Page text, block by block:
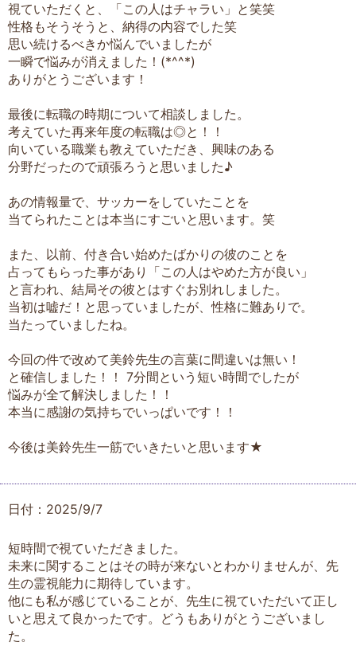
視ていただくと、「この人はチャラい」と笑笑
性格もそうそうと、納得の内容でした笑
思い続けるべきか悩んでいましたが
一瞬で悩みが消えました！(*^^*)
ありがとうございます！
最後に転職の時期について相談しました。
考えていた再来年度の転職は◎と！！
向いている職業も教えていただき、興味のある
分野だったので頑張ろうと思いました♪
あの情報量で、サッカーをしていたことを
当てられたことは本当にすごいと思います。笑
また、以前、付き合い始めたばかりの彼のことを
占ってもらった事があり「この人はやめた方が良い」
と言われ、結局その彼とはすぐお別れしました。
当初は嘘だ！と思っていましたが、性格に難ありで。
当たっていましたね。
今回の件で改めて美鈴先生の言葉に間違いは無い！
と確信しました！！ 7分間という短い時間でしたが
悩みが全て解決しました！！
本当に感謝の気持ちでいっぱいです！！
今後は美鈴先生一筋でいきたいと思います★
日付：2025/9/7
短時間で視ていただきました。
未来に関することはその時が来ないとわかりませんが、先
生の霊視能力に期待しています。
他にも私が感じていることが、先生に視ていただいて正し
いと思えて良かったです。どうもありがとうございまし
た。